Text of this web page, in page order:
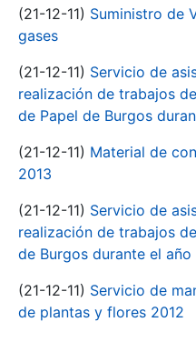
(21-12-11) Suministro de
gases
(21-12-11) Servicio de
realización de trabajos
de Papel de Burgos
(21-12-11) Material de
2013
(21-12-11) Servicio de
realización de trabajos
de Burgos durante el año
(21-12-11) Servicio de
de plantas y flores 2012